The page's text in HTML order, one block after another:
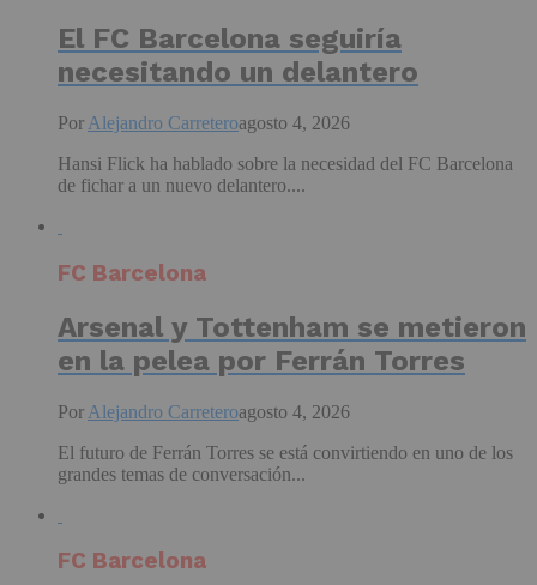
El FC Barcelona seguiría
necesitando un delantero
Por Alejandro Carreteroagosto 4, 2026
Hansi Flick ha hablado sobre la necesidad del FC Barcelona
de fichar a un nuevo delantero....
FC Barcelona
Arsenal y Tottenham se metieron
en la pelea por Ferrán Torres
Por Alejandro Carreteroagosto 4, 2026
El futuro de Ferrán Torres se está convirtiendo en uno de los
grandes temas de conversación...
FC Barcelona